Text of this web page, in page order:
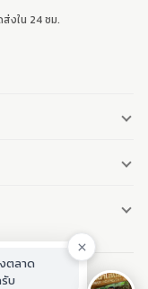
งใน 24 ชม.
ปากคลองตลาด.